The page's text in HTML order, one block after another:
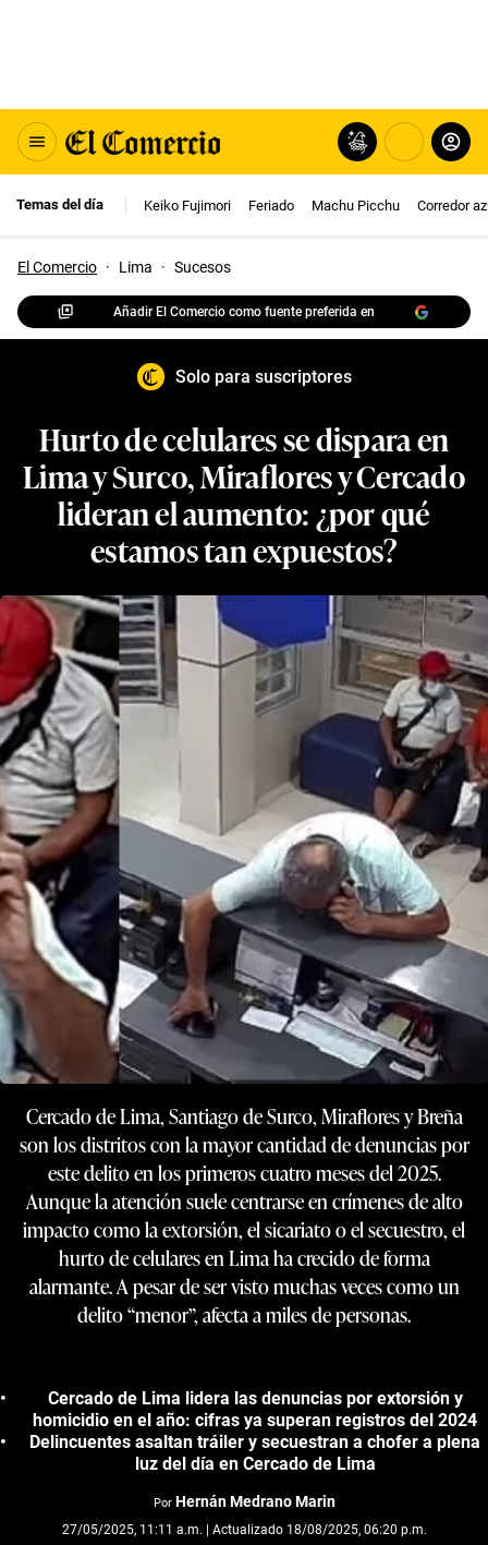
Temas del día Keiko Fujimori Feriado Machu Picchu Corredor
El Comercio · Lima · Sucesos
Añadir El Comercio como fuente preferida en
Solo para suscriptores
Hurto de celulares se dispara en
Lima y Surco, Miraflores y Cercado
lideran el aumento: ¿por qué
estamos tan expuestos?
Cercado de Lima, Santiago de Surco, Miraflores y Breña
son los distritos con la mayor cantidad de denuncias por
este delito en los primeros cuatro meses del 2025.
Aunque la atención suele centrarse en crímenes de alto
impacto como la extorsión, el sicariato o el secuestro, el
hurto de celulares en Lima ha crecido de forma
alarmante. A pesar de ser visto muchas veces como un
delito “menor”, afecta a miles de personas.
Cercado de Lima lidera las denuncias por extorsión y
homicidio en el año: cifras ya superan registros del 2024
Delincuentes asaltan tráiler y secuestran a chofer a plena
luz del día en Cercado de Lima
Por Hernán Medrano Marin
27/05/2025, 11:11 a.m. | Actualizado 18/08/2025, 06:20 p.m.